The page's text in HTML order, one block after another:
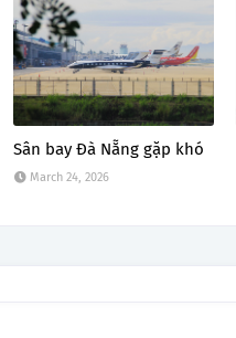
Sân bay Đà Nẵng gặp khó
March 24, 2026